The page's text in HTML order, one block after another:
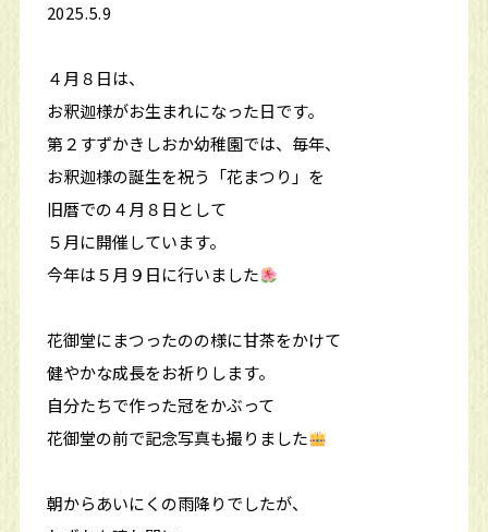
2025.5.9
４月８日は、
お釈迦様がお生まれになった日です。
第２すずかきしおか幼稚園では、毎年、
お釈迦様の誕生を祝う「花まつり」を
旧暦での４月８日として
５月に開催しています。
今年は５月９日に行いました
花御堂にまつったのの様に甘茶をかけて
健やかな成長をお祈りします。
自分たちで作った冠をかぶって
花御堂の前で記念写真も撮りました
朝からあいにくの雨降りでしたが、